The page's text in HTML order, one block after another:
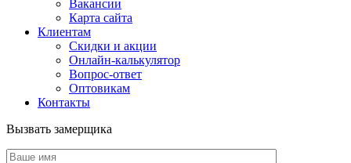
Вакансии
Карта сайта
Клиентам
Скидки и акции
Онлайн-калькулятор
Вопрос-ответ
Оптовикам
Контакты
Вызвать замерщика